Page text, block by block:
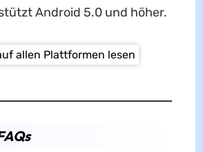
Android 5.0 und höher.